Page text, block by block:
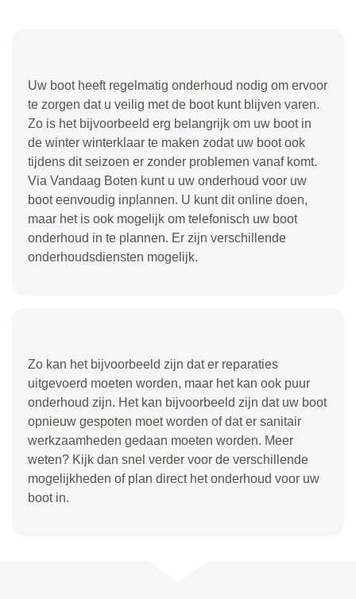
Uw boot heeft regelmatig onderhoud nodig om ervoor
te zorgen dat u veilig met de boot kunt blijven varen.
Zo is het bijvoorbeeld erg belangrijk om uw boot in
de winter winterklaar te maken zodat uw boot ook
tijdens dit seizoen er zonder problemen vanaf komt.
Via Vandaag Boten kunt u uw onderhoud voor uw
boot eenvoudig inplannen. U kunt dit online doen,
maar het is ook mogelijk om telefonisch uw boot
onderhoud in te plannen. Er zijn verschillende
onderhoudsdiensten mogelijk.
Zo kan het bijvoorbeeld zijn dat er reparaties
uitgevoerd moeten worden, maar het kan ook puur
onderhoud zijn. Het kan bijvoorbeeld zijn dat uw boot
opnieuw gespoten moet worden of dat er sanitair
werkzaamheden gedaan moeten worden. Meer
weten? Kijk dan snel verder voor de verschillende
mogelijkheden of plan direct het onderhoud voor uw
boot in.